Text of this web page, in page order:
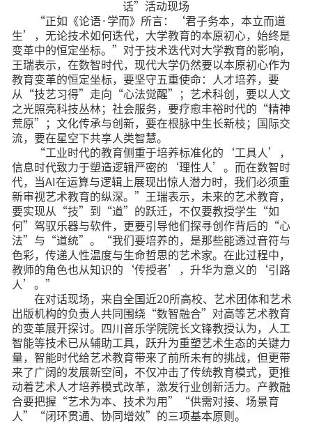
话”活动现场
“正如《论语·学而》所言：‘君子务本，本立而道
生’，无论技术如何迭代，大学教育的本原初心，始终是
变革中的恒定坐标。”对于技术迭代对大学教育的影响，
王瑞表示，在数智时代，现代大学仍然要以本原初心作为
教育变革的恒定坐标，要坚守五重使命：人才培养，要
从“技艺习得”走向“心法觉醒”；艺术科创，要以人文
之光照亮科技丛林；社会服务，要疗愈丰裕时代的“精神
荒原”；文化传承与创新，要在根脉中生长新枝；国际交
流，要在星空下共享人类智慧。
“工业时代的教育侧重于培养标准化的‘工具人’，
信息时代致力于塑造逻辑严密的‘理性人’。而在数智时
代，当AI在运算与逻辑上展现出惊人潜力时，我们必须重
新审视艺术教育的纵深。”王瑞表示，未来的艺术教育，
要实现从“技”到“道”的跃迁，不仅要教授学生“如
何”驾驭乐器与软件，更要引导他们探寻创作背后的“心
法”与“道统”。“我们要培养的，是那些能透过音符与
色彩，传递人性温度与生命哲思的艺术家。在此过程中，
教师的角色也从知识的‘传授者’，升华为意义的‘引路
人’。”
在对话现场，来自全国近20所高校、艺术团体和艺术
出版机构的负责人共同围绕“数智融合”对高等艺术教育
的变革展开探讨。四川音乐学院院长文锋教授认为，人工
智能等技术已从辅助工具，跃升为重塑艺术生态的关键力
量，智能时代给艺术教育带来了前所未有的挑战，但更带
来了广阔的发展新空间，不仅冲击了传统教育模式，更推
动着艺术人才培养模式改革，激发行业创新活力。产教融
合要把握“艺术为本、技术为用”“供需对接、场景育
人”“闭环贯通、协同增效”的三项基本原则。